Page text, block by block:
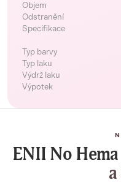
Objem
Odstranění
Specifikace
Typ barvy
Typ laku
Výdrž laku
Výpotek
ENII No